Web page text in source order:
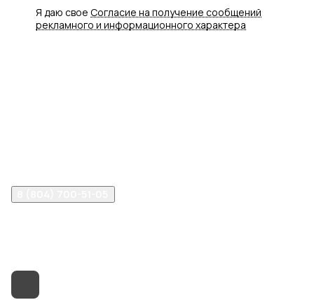
Я даю свое Согласие на получение сообщений
рекламного и информационного характера